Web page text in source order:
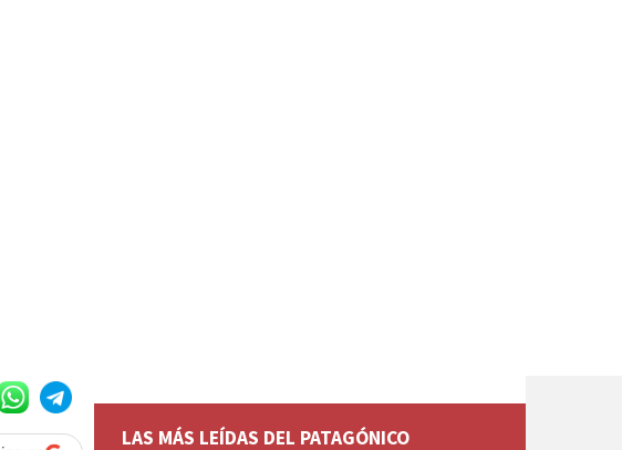
LAS MÁS LEÍDAS DEL PATAGÓNICO